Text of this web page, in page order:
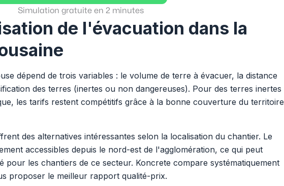
Simulation gratuite en 2 minutes
de l'évacuation dans la
dépend de trois variables : le volume de terre à évacuer, la distance
des terres (inertes ou non dangereuses). Pour des terres inertes
les tarifs restent compétitifs grâce à la bonne couverture du territoire
des alternatives intéressantes selon la localisation du chantier. Le
accessibles depuis le nord-est de l'agglomération, ce qui peut
pour les chantiers de ce secteur. Koncrete compare systématiquement
proposer le meilleur rapport qualité-prix.